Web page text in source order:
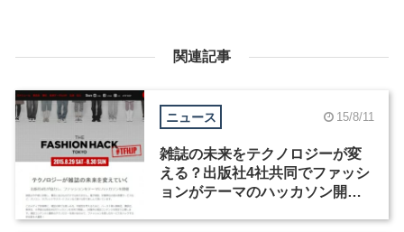
関連記事
ニュース 15/8/11
雑誌の未来をテクノロジーが変
える？出版社4社共同でファッシ
ョンがテーマのハッカソン開催